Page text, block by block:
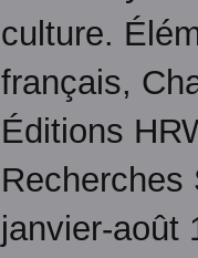
culture.
français,
Éditions
janvier-août